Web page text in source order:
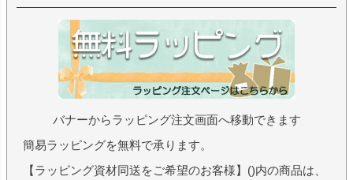
バナーからラッピング注文画面へ移動できます
簡易ラッピングを無料で承ります。
【ラッピング資材同送をご希望のお客様】()内の商品は、